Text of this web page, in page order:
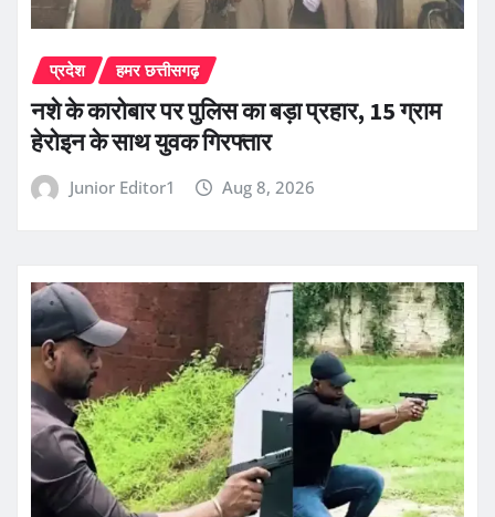
प्रदेश हमर छत्तीसगढ़
नशे के कारोबार पर पुलिस का बड़ा प्रहार, 15 ग्राम
हेरोइन के साथ युवक गिरफ्तार
Junior Editor1 Aug 8, 2026